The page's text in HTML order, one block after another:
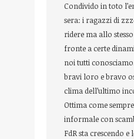
Condivido in toto
sera: i ragazzi di
ridere ma allo
fronte a certe
noi tutti
bravi loro e bravo
clima dell’ultimo
Ottima come
informale con
FdR sta crescendo